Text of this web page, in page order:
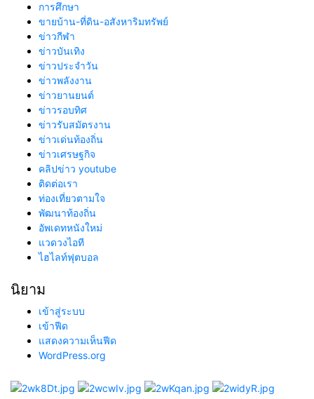
การศึกษา
ขายบ้าน-ที่ดิน-อสังหาริมทรัพย์
ข่าวกีฬา
ข่าวบันเทิง
ข่าวประจำวัน
ข่าวพลังงาน
ข่าวยานยนต์
ข่าวรอบทิศ
ข่าวรับสมัตรงาน
ข่าวเด่นท้องถิ่น
ข่าวเศรษฐกิจ
คลิปข่าว youtube
ติดต่อเรา
ท่องเที่ยวตามใจ
พัฒนาท้องถิ่น
อัพเดทหนังใหม่
แวดวงไอที
ไฮไลท์ฟุตบอล
นิยาม
เข้าสู่ระบบ
เข้าฟีด
แสดงความเห็นฟีด
WordPress.org